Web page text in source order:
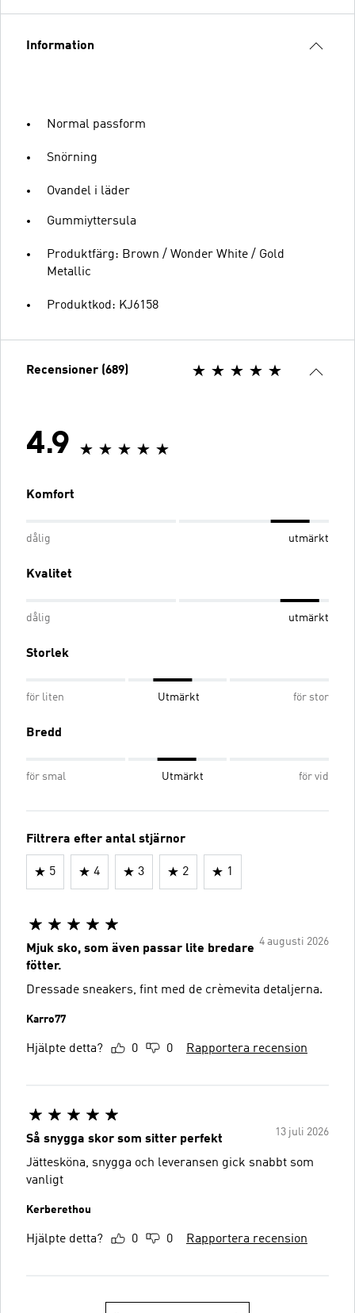
Information
Normal passform
Snörning
Ovandel i läder
Gummiyttersula
Produktfärg: Brown / Wonder White / Gold
Metallic
Produktkod: KJ6158
Recensioner (689)
4.9
Komfort
dålig utmärkt
Kvalitet
dålig utmärkt
Storlek
för liten Utmärkt för stor
Bredd
för smal Utmärkt för vid
Filtrera efter antal stjärnor
5 4 3 2 1
4 augusti 2026
Mjuk sko, som även passar lite bredare
fötter.
Dressade sneakers, fint med de crèmevita detaljerna.
Karro77
Hjälpte detta? 0 0 Rapportera recension
13 juli 2026
Så snygga skor som sitter perfekt
Jättesköna, snygga och leveransen gick snabbt som
vanligt
Kerberethou
Hjälpte detta? 0 0 Rapportera recension